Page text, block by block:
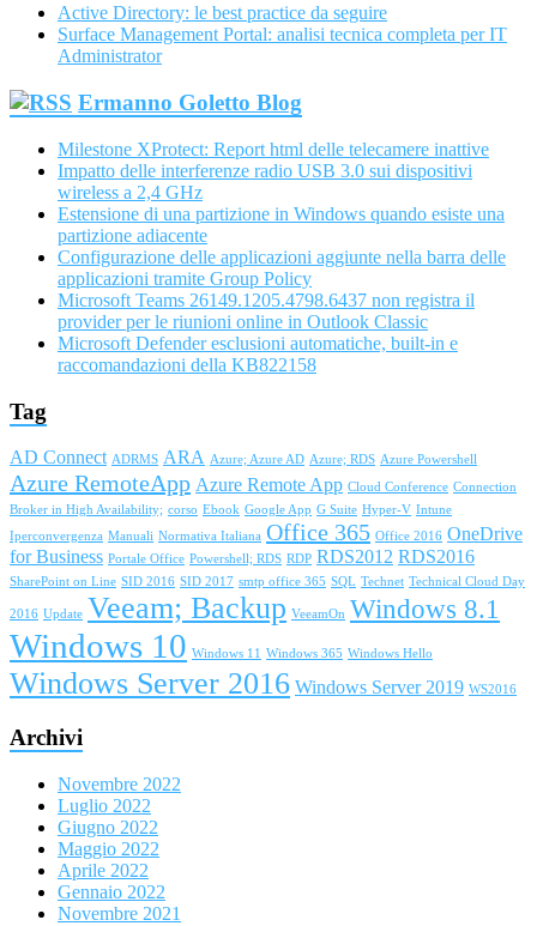
Active Directory: le best practice da seguire
Surface Management Portal: analisi tecnica completa per IT
Administrator
Ermanno Goletto Blog
Milestone XProtect: Report html delle telecamere inattive
Impatto delle interferenze radio USB 3.0 sui dispositivi
wireless a 2,4 GHz
Estensione di una partizione in Windows quando esiste una
partizione adiacente
Configurazione delle applicazioni aggiunte nella barra delle
applicazioni tramite Group Policy
Microsoft Teams 26149.1205.4798.6437 non registra il
provider per le riunioni online in Outlook Classic
Microsoft Defender esclusioni automatiche, built-in e
raccomandazioni della KB822158
Tag
AD Connect ADRMS ARA Azure; Azure AD Azure; RDS Azure Powershell
Azure RemoteApp Azure Remote App Cloud Conference Connection
Broker in High Availability; corso Ebook Google App G Suite Hyper-V Intune
Iperconvergenza Manuali Normativa Italiana Office 365 Office 2016 OneDrive
for Business Portale Office Powershell; RDS RDP RDS2012 RDS2016
SharePoint on Line SID 2016 SID 2017 smtp office 365 SQL Technet Technical Cloud Day
2016 Update Veeam; Backup VeeamOn Windows 8.1
Windows 10 Windows 11 Windows 365 Windows Hello
Windows Server 2016 Windows Server 2019 WS2016
Archivi
Novembre 2022
Luglio 2022
Giugno 2022
Maggio 2022
Aprile 2022
Gennaio 2022
Novembre 2021